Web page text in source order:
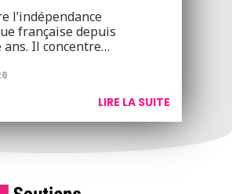
l’indépendance
française depuis
Il concentre…
LIRE LA SUITE